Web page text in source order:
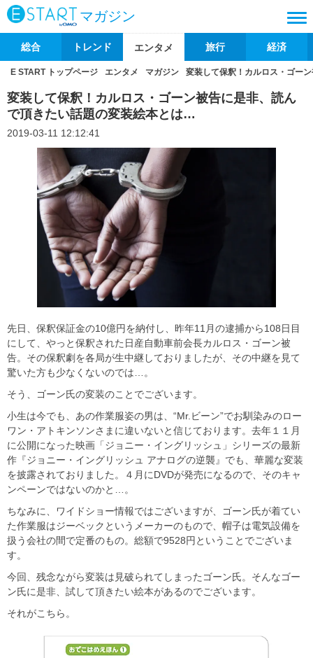
マガジン
総合 トレンド エンタメ 旅行 経済
E START トップページ エンタメ マガジン 変装して保釈！カルロス・ゴー
変装して保釈！カルロス・ゴーン被告に是非、読ん
で頂きたい話題の変装絵本とは…
2019-03-11 12:12:41
先日、保釈保証金の10億円を納付し、昨年11月の逮捕から108日目
にして、やっと保釈された日産自動車前会長カルロス・ゴーン被
告。その保釈劇を各局が生中継しておりましたが、その中継を見て
驚いた方も少なくないのでは…。
そう、ゴーン氏の変装のことでございます。
小生は今でも、あの作業服姿の男は、“Mr.ビーン”でお馴染みのロー
ワン・アトキンソンさまに違いないと信じております。去年１１月
に公開になった映画「ジョニー・イングリッシュ」シリーズの最新
作『ジョニー・イングリッシュ アナログの逆襲』でも、華麗な変装
を披露されておりました。４月にDVDが発売になるので、そのキャ
ンペーンではないのかと…。
ちなみに、ワイドショー情報ではございますが、ゴーン氏が着てい
た作業服はジーベックというメーカーのもので、帽子は電気設備を
扱う会社の間で定番のもの。総額で9528円ということでございま
す。
今回、残念ながら変装は見破られてしまったゴーン氏。そんなゴー
ン氏に是非、試して頂きたい絵本があるのでございます。
それがこちら。